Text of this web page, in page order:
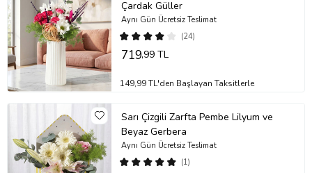
Çardak Güller
(24)
Aynı Gün Ücretsiz Teslimat
719,99 TL
149,99 TL'den Başlayan Taksitlerle
Sarı Çizgili Zarfta Pembe Lilyum ve
Beyaz Gerbera
(1)
Aynı Gün Ücretsiz Teslimat